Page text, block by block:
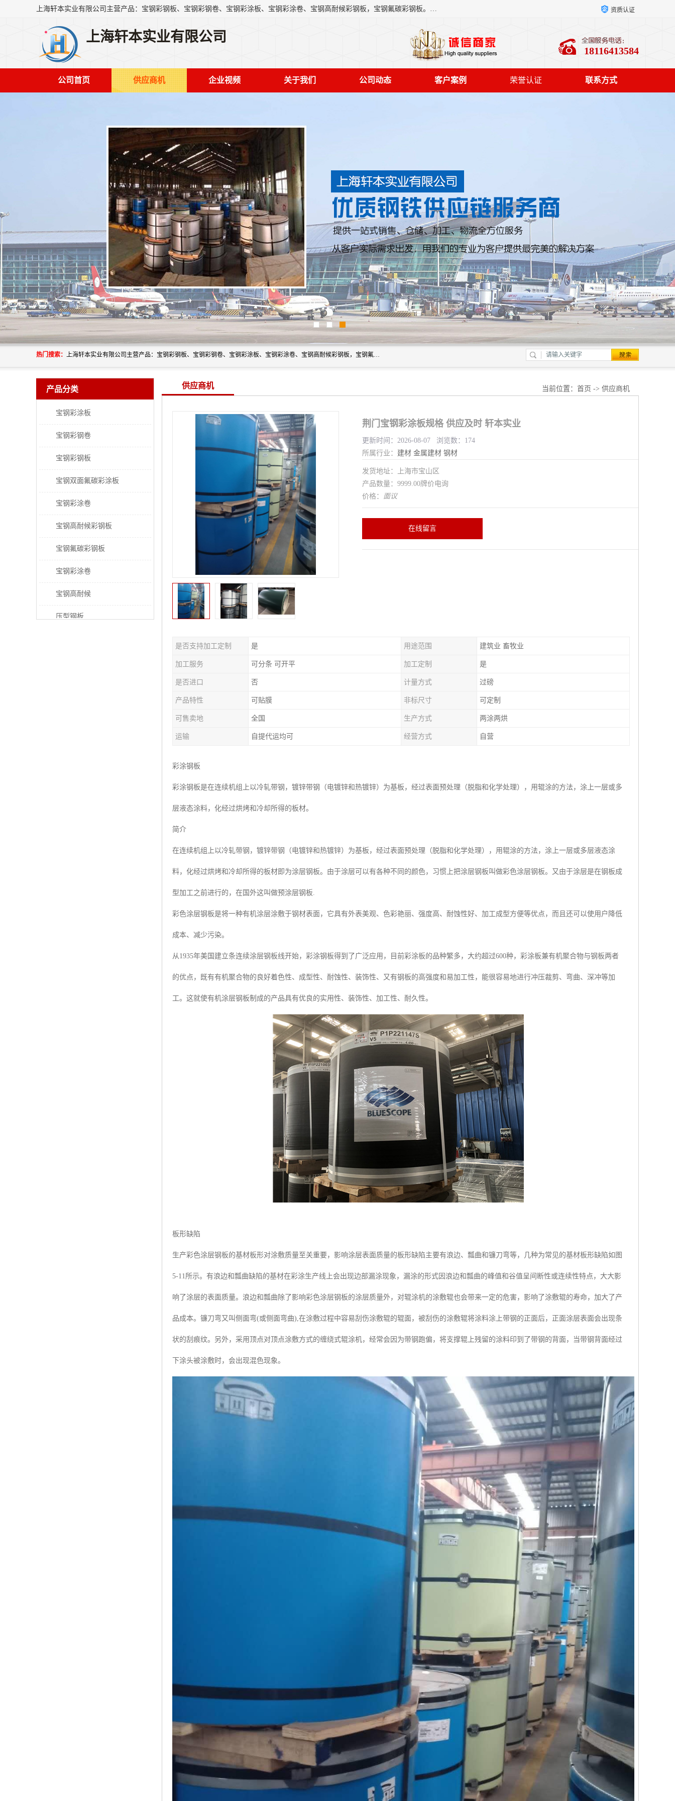
上海轩本实业有限公司主营产品：宝钢彩钢板、宝钢彩钢卷、宝钢彩涂板、宝钢彩涂卷、宝钢高耐候彩钢板，宝钢氟碳彩钢板。是一家集钢铁贸易，物流、加工为一体的产业全配套公司。 资质认证
上海轩本实业有限公司
18116413584
公司首页 供应商机 企业视频 关于我们 公司动态 客户案例 荣誉认证 联系方式
热门搜索： 上海轩本实业有限公司主营产品：宝钢彩钢板、宝钢彩钢卷、宝钢彩涂板、宝钢彩涂卷、宝钢高耐候彩钢板，宝钢氟碳彩钢板。是一家集钢铁贸易，物流、加工为一体的产业全配套公司。
产品分类
宝钢彩涂板
宝钢彩钢卷
宝钢彩钢板
宝钢双面氟碳彩涂板
宝钢彩涂卷
宝钢高耐候彩钢板
宝钢氟碳彩钢板
宝钢彩涂卷
宝钢高耐候
压型钢板
供应商机 当前位置： 首页 -> 供应商机
荆门宝钢彩涂板规格 供应及时 轩本实业
更新时间：2026-08-07 浏览数：174
所属行业： 建材 金属建材 钢材
发货地址：上海市宝山区
产品数量：9999.00牌价电询
价格： 面议
在线留言
是否支持加工定制 是 用途范围 建筑业 畜牧业
加工服务 可分条 可开平 加工定制 是
是否进口 否 计量方式 过磅
产品特性 可贴膜 非标尺寸 可定制
可售卖地 全国 生产方式 两涂两烘
运输 自提代运均可 经营方式 自营
彩涂钢板
彩涂钢板是在连续机组上以冷轧带钢，镀锌带钢（电镀锌和热镀锌）为基板，经过表面预处理（脱脂和化学处理），用辊涂的方法，涂上一层或多
层液态涂料，化经过烘烤和冷却所得的板材。
简介
在连续机组上以冷轧带钢，镀锌带钢（电镀锌和热镀锌）为基板，经过表面预处理（脱脂和化学处理），用辊涂的方法，涂上一层或多层液态涂
料，化经过烘烤和冷却所得的板材即为涂层钢板。由于涂层可以有各种不同的颜色，习惯上把涂层钢板叫做彩色涂层钢板。又由于涂层是在钢板成
型加工之前进行的，在国外这叫做预涂层钢板.
彩色涂层钢板是将一种有机涂层涂敷于钢材表面，它具有外表美观、色彩艳丽、强度高、耐蚀性好、加工成型方便等优点，而且还可以使用户降低
成本、减少污染。
从1935年美国建立条连续涂层钢板线开始，彩涂钢板得到了广泛应用，目前彩涂板的品种繁多，大约超过600种，彩涂板兼有机聚合物与钢板两者
的优点，既有有机聚合物的良好着色性、成型性、耐蚀性、装饰性、又有钢板的高强度和易加工性，能很容易地进行冲压裁剪、弯曲、深冲等加
工。这就使有机涂层钢板制成的产品具有优良的实用性、装饰性、加工性、耐久性。
板形缺陷
生产彩色涂层钢板的基材板形对涂敷质量至关重要，影响涂层表面质量的板形缺陷主要有浪边、瓢曲和镰刀弯等，几种为常见的基材板形缺陷如图
5-11所示。有浪边和瓢曲缺陷的基材在彩涂生产线上会出现边部漏涂现象，漏涂的形式因浪边和瓢曲的峰值和谷值呈间断性或连续性特点，大大影
响了涂层的表面质量。浪边和瓢曲除了影响彩色涂层钢板的涂层质量外，对辊涂机的涂敷辊也会带来一定的危害，影响了涂敷辊的寿命，加大了产
品成本。镰刀弯又叫侧面弯(或侧面弯曲),在涂敷过程中容易刮伤涂敷辊的辊面，被刮伤的涂敷辊将涂料涂上带钢的正面后，正面涂层表面会出现条
状的刮痕纹。另外，采用顶点对顶点涂敷方式的缠绕式辊涂机，经常会因为带钢跑偏，将支撑辊上残留的涂料印到了带钢的背面，当带钢背面经过
下涂头被涂敷时，会出现混色现象。